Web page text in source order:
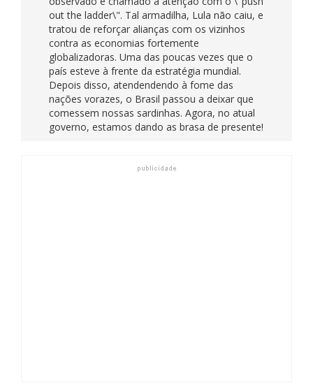
out the ladder\". Tal armadilha, Lula não caiu, e
tratou de reforçar alianças com os vizinhos
contra as economias fortemente
globalizadoras. Uma das poucas vezes que o
país esteve à frente da estratégia mundial.
Depois disso, atendendendo à fome das
nações vorazes, o Brasil passou a deixar que
comessem nossas sardinhas. Agora, no atual
governo, estamos dando as brasa de presente!